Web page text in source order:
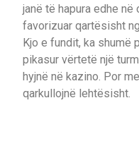
janë të hapura edhe në
favorizuar qartësisht
Kjo e fundit, ka shumë
pikasur vërtetë një
hyjnë në kazino. Por
qarkullojnë lehtësisht.